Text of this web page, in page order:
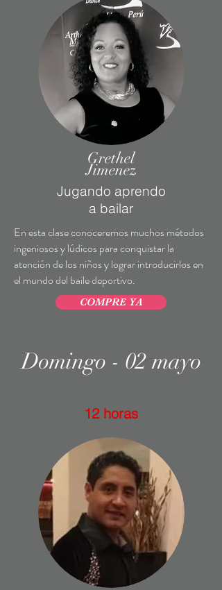
Grethel
Jimenez
Jugando aprendo
a bailar
En esta clase conoceremos muchos métodos
ingeniosos y lúdicos para conquistar la
atención de los niños y lograr introducirlos en
el mundo del baile deportivo.
COMPRE YA
Domingo - 02 mayo
12 horas